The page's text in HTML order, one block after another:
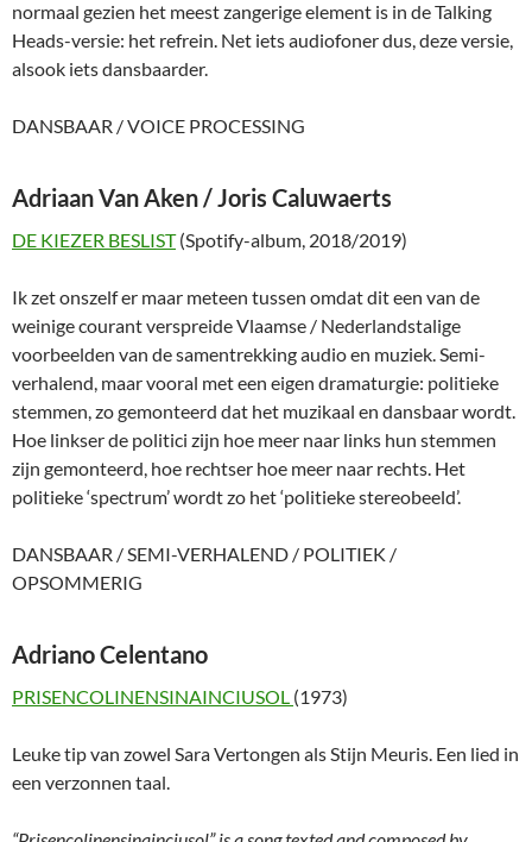
normaal gezien het meest zangerige element is in de Talking
Heads-versie: het refrein. Net iets audiofoner dus, deze versie,
alsook iets dansbaarder.
DANSBAAR / VOICE PROCESSING
Adriaan Van Aken / Joris Caluwaerts
DE KIEZER BESLIST(Spotify-album, 2018/2019)
Ik zet onszelf er maar meteen tussen omdat dit een van de
weinige courant verspreide Vlaamse / Nederlandstalige
voorbeelden van de samentrekking audio en muziek. Semi-
verhalend, maar vooral met een eigen dramaturgie: politieke
stemmen, zo gemonteerd dat het muzikaal en dansbaar wordt.
Hoe linkser de politici zijn hoe meer naar links hun stemmen
zijn gemonteerd, hoe rechtser hoe meer naar rechts. Het
politieke ‘spectrum’ wordt zo het ‘politieke stereobeeld’.
DANSBAAR / SEMI-VERHALEND / POLITIEK /
OPSOMMERIG
Adriano Celentano
PRISENCOLINENSINAINCIUSOL (1973)
Leuke tip van zowel Sara Vertongen als Stijn Meuris. Een lied in
een verzonnen taal.